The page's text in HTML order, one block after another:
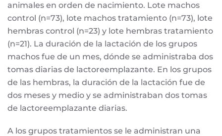
animales en orden de nacimiento. Lote machos
control (n=73), lote machos tratamiento (n=73), lote
hembras control (n=23) y lote hembras tratamiento
(n=21). La duración de la lactación de los grupos
machos fue de un mes, dónde se administraba dos
tomas diarias de lactoreemplazante. En los grupos
de las hembras, la duración de la lactación fue de
dos meses y medio y se administraban dos tomas
de lactoreemplazante diarias.
A los grupos tratamientos se le administran una